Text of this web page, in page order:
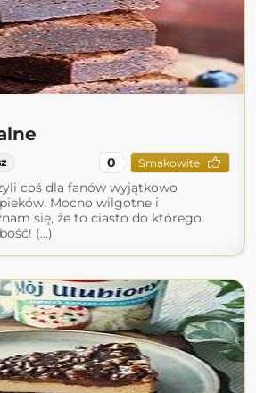
0 Smakowite
coś dla fanów wyjątkowo
Mocno wilgotne i
się, że to ciasto do którego
(...)